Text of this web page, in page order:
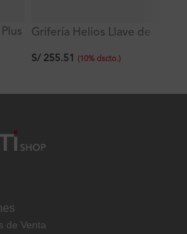
Grifería Helios Llave de
Mueble Titan
S/255.51 (10% dscto.)
de Venta